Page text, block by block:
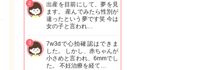
出産を目前にして、夢を見
ます。 産んでみたら性別が
違ったという夢です笑 今は
女の子と言われ…
2
7w3dで心拍確認はできま
した。 しかし、赤ちゃんが
小さめと言われ、6mmでし
た。 不妊治療を経て…
3